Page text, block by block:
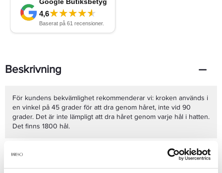
Beskrivning
För kundens bekvämlighet rekommenderar vi: kroken används i
en vinkel på 45 grader för att dra genom håret, inte vid 90
grader. Det är inte lämpligt att dra håret genom varje hål i hatten.
Det finns 1800 hål.
Produktdetaljer